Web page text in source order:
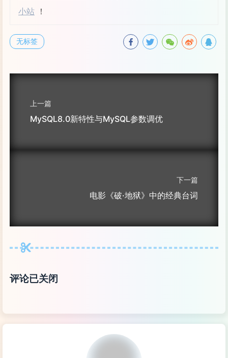
小站 ！
无标签
上一篇
MySQL8.0新特性与MySQL参数调优
下一篇
电影《破·地狱》中的经典台词
评论已关闭